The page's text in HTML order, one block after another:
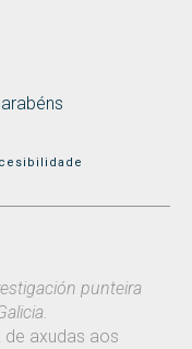
punteira
axudas aos